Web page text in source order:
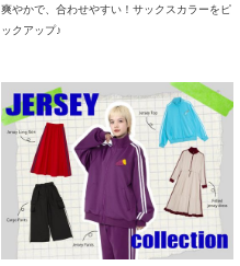
爽やかで、合わせやすい！サックスカラーをピ
ックアップ♪